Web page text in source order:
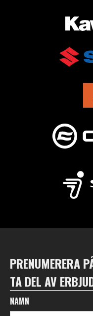
AUKTORISERAD
PRENUMERERA
TA DEL AV
NAMN